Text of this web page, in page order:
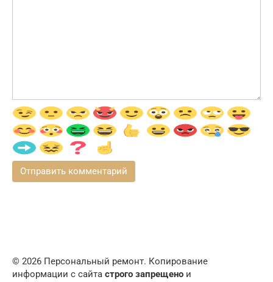
© 2026 Персональный ремонт. Копирование
информации с сайта строго запрещено и